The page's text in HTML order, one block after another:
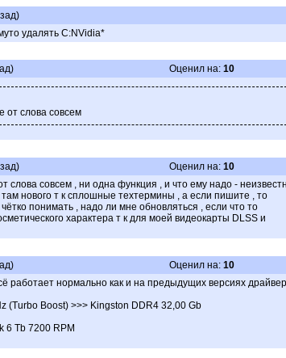
удалять C:NVidia*
Оценил на: 10
от слова совсем
Оценил на: 10
слова совсем , ни одна функция , и что ему надо -
нового т к сплошные техтермины , а если пишите , то
понимать , надо ли мне обновляться , если что то
характера т к для моей видеокарты DLSS и
Оценил на: 10
работает нормально как и на предыдущих версиях
(Turbo Boost) >>> Kingston DDR4 32,00 Gb
6 Tb 7200 RPM